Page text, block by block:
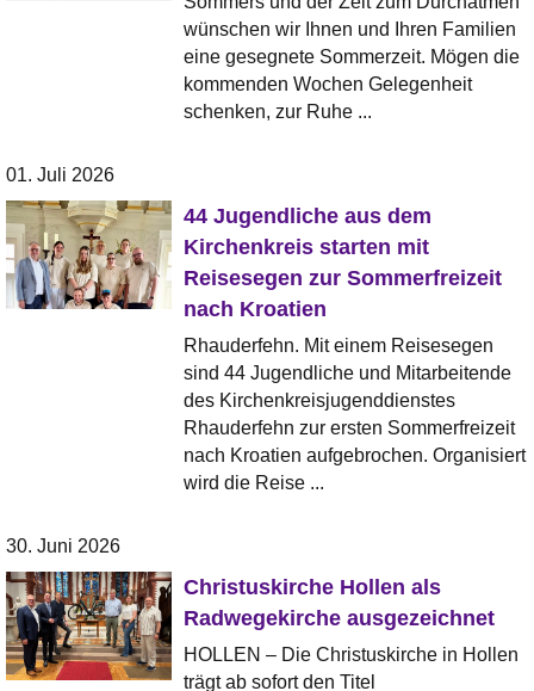
wünschen wir Ihnen und Ihren Familien
eine gesegnete Sommerzeit. Mögen die
kommenden Wochen Gelegenheit
schenken, zur Ruhe ...
01. Juli 2026
44 Jugendliche aus dem
Kirchenkreis starten mit
Reisesegen zur Sommerfreizeit
nach Kroatien
Rhauderfehn. Mit einem Reisesegen
sind 44 Jugendliche und Mitarbeitende
des Kirchenkreisjugenddienstes
Rhauderfehn zur ersten Sommerfreizeit
nach Kroatien aufgebrochen. Organisiert
wird die Reise ...
30. Juni 2026
Christuskirche Hollen als
Radwegekirche ausgezeichnet
HOLLEN – Die Christuskirche in Hollen
trägt ab sofort den Titel